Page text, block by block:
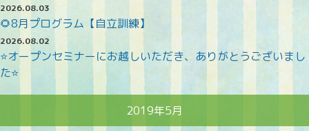
2026.08.03
🌻8月プログラム【自立訓練】
2026.08.02
⭐オープンセミナーにお越しいただき、ありがとうございまし
た⭐
2019年5月